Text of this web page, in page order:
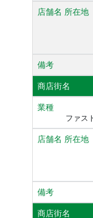
ファス